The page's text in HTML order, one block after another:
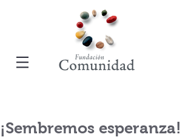
¡Sembremos esperanza!